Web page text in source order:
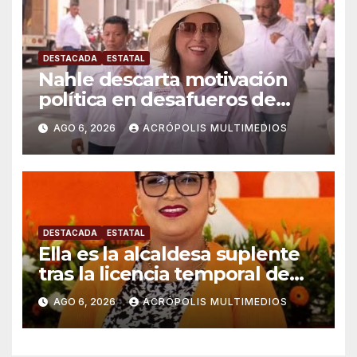
DESTACADA ESTATAL
Nahle descarta motivación
política en desafueros de
alcaldes
AGO 6, 2026 ACRÓPOLIS MULTIMEDIOS
DESTACADA ESTATAL
Ella es la alcaldesa suplente
tras la licencia temporal de
Raúl González en Ixhuatlán
del Sureste
AGO 6, 2026 ACRÓPOLIS MULTIMEDIOS